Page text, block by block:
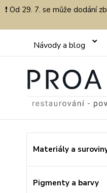
❗ Od 29. 7. se může dodání
Návody a blog
Materiály a
Pigmenty a barvy